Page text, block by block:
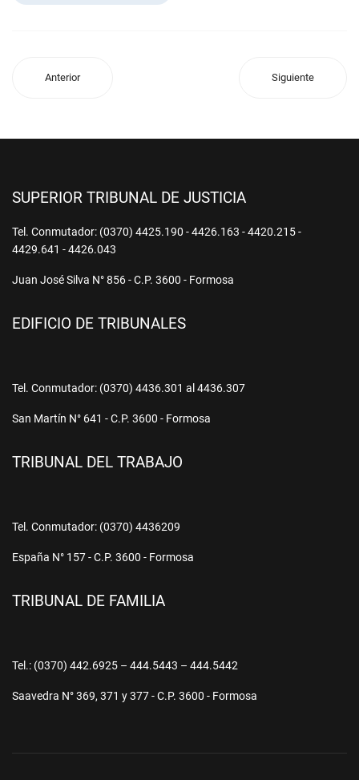
Anterior Siguiente
SUPERIOR TRIBUNAL DE JUSTICIA
Tel. Conmutador: (0370) 4425.190 - 4426.163 - 4420.215 -
4429.641 - 4426.043
Juan José Silva N° 856 - C.P. 3600 - Formosa
EDIFICIO DE TRIBUNALES
Tel. Conmutador: (0370) 4436.301 al 4436.307
San Martín N° 641 - C.P. 3600 - Formosa
TRIBUNAL DEL TRABAJO
Tel. Conmutador: (0370) 4436209
España N° 157 - C.P. 3600 - Formosa
TRIBUNAL DE FAMILIA
Tel.: (0370) 442.6925 – 444.5443 – 444.5442
Saavedra N° 369, 371 y 377 - C.P. 3600 - Formosa